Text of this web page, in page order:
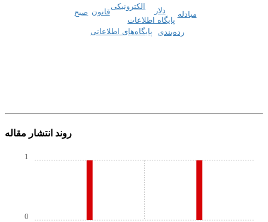
الکترونیکی
پایگاه اطلاعات
پایگاه‌های اطلاعاتی
دلار
رده‌بندی
صبح قانون مبادله
روند انتشار مقاله
0
1